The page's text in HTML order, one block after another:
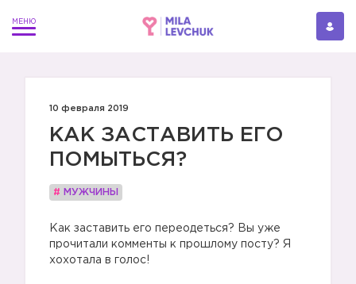
10 февраля 2019
КАК ЗАСТАВИТЬ ЕГО
ПОМЫТЬСЯ?
# МУЖЧИНЫ
Как заставить его переодеться? Вы уже
прочитали комменты к прошлому посту? Я
хохотала в голос!